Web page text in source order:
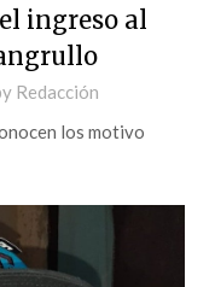
ingreso al
Redacción
los motivo